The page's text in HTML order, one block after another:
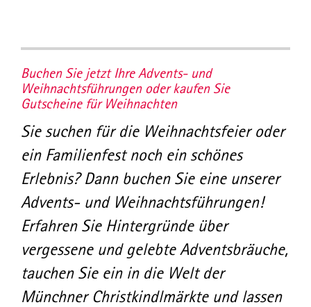
Buchen Sie jetzt Ihre Advents- und
Weihnachtsführungen oder kaufen Sie
Gutscheine für Weihnachten
Sie suchen für die Weihnachtsfeier oder
ein Familienfest noch ein schönes
Erlebnis? Dann buchen Sie eine unserer
Advents- und Weihnachtsführungen!
Erfahren Sie Hintergründe über
vergessene und gelebte Adventsbräuche,
tauchen Sie ein in die Welt der
Münchner Christkindlmärkte und lassen